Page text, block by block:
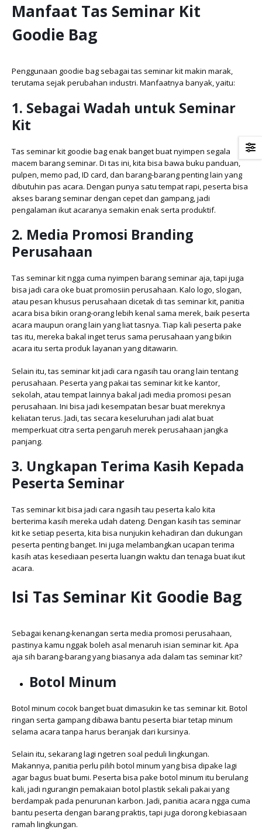
Manfaat Tas Seminar Kit
Goodie Bag
Penggunaan goodie bag sebagai tas seminar kit makin marak,
terutama sejak perubahan industri. Manfaatnya banyak, yaitu:
1. Sebagai Wadah untuk Seminar
Kit
Tas seminar kit goodie bag enak banget buat nyimpen segala
macem barang seminar. Di tas ini, kita bisa bawa buku panduan,
pulpen, memo pad, ID card, dan barang-barang penting lain yang
dibutuhin pas acara. Dengan punya satu tempat rapi, peserta bisa
akses barang seminar dengan cepet dan gampang, jadi
pengalaman ikut acaranya semakin enak serta produktif.
2. Media Promosi Branding
Perusahaan
Tas seminar kit ngga cuma nyimpen barang seminar aja, tapi juga
bisa jadi cara oke buat promosiin perusahaan. Kalo logo, slogan,
atau pesan khusus perusahaan dicetak di tas seminar kit, panitia
acara bisa bikin orang-orang lebih kenal sama merek, baik peserta
acara maupun orang lain yang liat tasnya. Tiap kali peserta pake
tas itu, mereka bakal inget terus sama perusahaan yang bikin
acara itu serta produk layanan yang ditawarin.
Selain itu, tas seminar kit jadi cara ngasih tau orang lain tentang
perusahaan. Peserta yang pakai tas seminar kit ke kantor,
sekolah, atau tempat lainnya bakal jadi media promosi pesan
perusahaan. Ini bisa jadi kesempatan besar buat mereknya
keliatan terus. Jadi, tas secara keseluruhan jadi alat buat
memperkuat citra serta pengaruh merek perusahaan jangka
panjang.
3. Ungkapan Terima Kasih Kepada
Peserta Seminar
Tas seminar kit bisa jadi cara ngasih tau peserta kalo kita
berterima kasih mereka udah dateng. Dengan kasih tas seminar
kit ke setiap peserta, kita bisa nunjukin kehadiran dan dukungan
peserta penting banget. Ini juga melambangkan ucapan terima
kasih atas kesediaan peserta luangin waktu dan tenaga buat ikut
acara.
Isi Tas Seminar Kit Goodie Bag
Sebagai kenang-kenangan serta media promosi perusahaan,
pastinya kamu nggak boleh asal menaruh isian seminar kit. Apa
aja sih barang-barang yang biasanya ada dalam tas seminar kit?
Botol Minum
Botol minum cocok banget buat dimasukin ke tas seminar kit. Botol
ringan serta gampang dibawa bantu peserta biar tetap minum
selama acara tanpa harus beranjak dari kursinya.
Selain itu, sekarang lagi ngetren soal peduli lingkungan.
Makannya, panitia perlu pilih botol minum yang bisa dipake lagi
agar bagus buat bumi. Peserta bisa pake botol minum itu berulang
kali, jadi ngurangin pemakaian botol plastik sekali pakai yang
berdampak pada penurunan karbon. Jadi, panitia acara ngga cuma
bantu peserta dengan barang praktis, tapi juga dorong kebiasaan
ramah lingkungan.